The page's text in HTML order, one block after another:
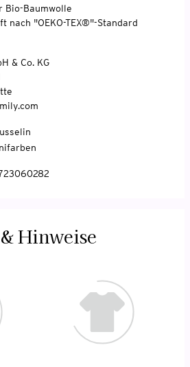
Bio-Baumwolle
nach "OEKO-TEX®"-Standard
& Co. KG
Hinweise